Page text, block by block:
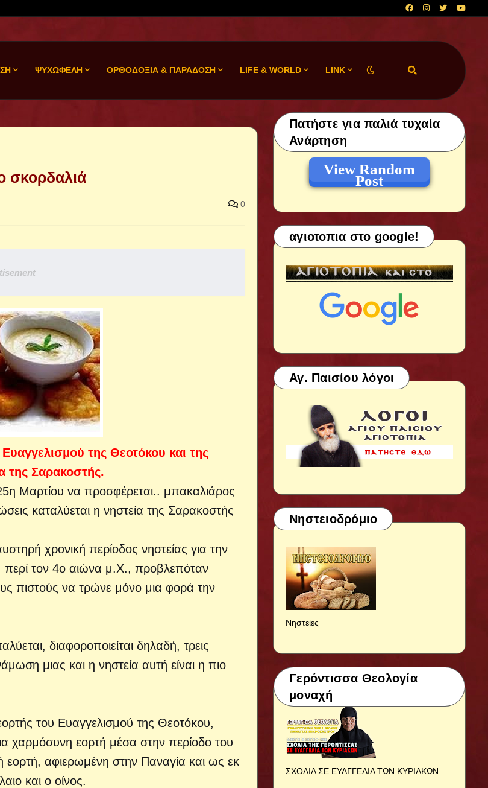
ΨΥΧΩΦΕΛΗ ΟΡΘΟΔΟΞΙΑ & ΠΑΡΑΔΟΣΗ LIFE & WORLD LINK
σκορδαλιά
0
της Θεοτόκου και της
της Σαρακοστής.
Μαρτίου να προσφέρεται.. μπακαλιάρος
καταλύεται η νηστεία της Σαρακοστής
χρονική περίοδος νηστείας για την
περί τον 4ο αιώνα μ.Χ., προβλεπόταν
πιστούς να τρώνε μόνο μια φορά την
διαφοροποιείται δηλαδή, τρεις
μιας και η νηστεία αυτή είναι η πιο
του Ευαγγελισμού της Θεοτόκου,
χαρμόσυνη εορτή μέσα στην περίοδο του
εορτή, αφιερωμένη στην Παναγία και ως εκ
και ο οίνος.
Πατήστε για παλιά τυχαία
Ανάρτηση
View Random
Post
αγιοτοπια στο google!
Αγ. Παισίου λόγοι
Νηστειοδρόμιο
Νηστείες
Γερόντισσα Θεολογία
μοναχή
ΣΧΟΛΙΑ ΣΕ ΕΥΑΓΓΕΛΙΑ ΤΩΝ ΚΥΡΙΑΚΩΝ